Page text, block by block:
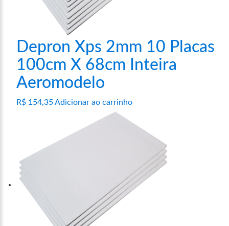
Depron Xps 2mm 10 Placas
100cm X 68cm Inteira
Aeromodelo
R$ 154,35Adicionar ao carrinho